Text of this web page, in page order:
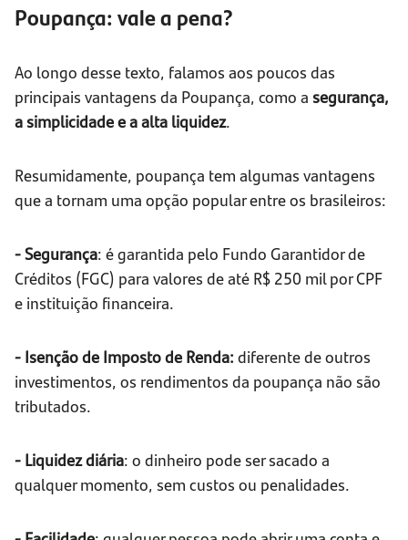
Poupança: vale a pena?
Ao longo desse texto, falamos aos poucos das
principais vantagens da Poupança, como a segurança,
a simplicidade e a alta liquidez.
Resumidamente, poupança tem algumas vantagens
que a tornam uma opção popular entre os brasileiros:
- Segurança: é garantida pelo Fundo Garantidor de
Créditos (FGC) para valores de até R$ 250 mil por CPF
e instituição financeira.
- Isenção de Imposto de Renda: diferente de outros
investimentos, os rendimentos da poupança não são
tributados.
- Liquidez diária: o dinheiro pode ser sacado a
qualquer momento, sem custos ou penalidades.